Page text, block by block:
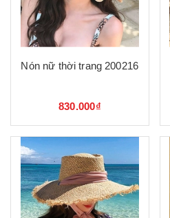
Nón nữ thời trang 200216
830.000₫